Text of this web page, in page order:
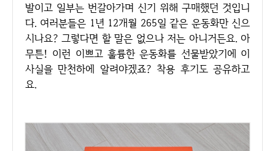
발이고 일부는 번갈아가며 신기 위해 구매했던 것입니
다. 여러분들은 1년 12개월 265일 같은 운동화만 신으
시나요? 그렇다면 할 말은 없으나 저는 아니거든요. 아
무튼! 이런 이쁘고 훌륭한 운동화를 선물받았기에 이
사실을 만천하에 알려야겠죠? 착용 후기도 공유하고
요.